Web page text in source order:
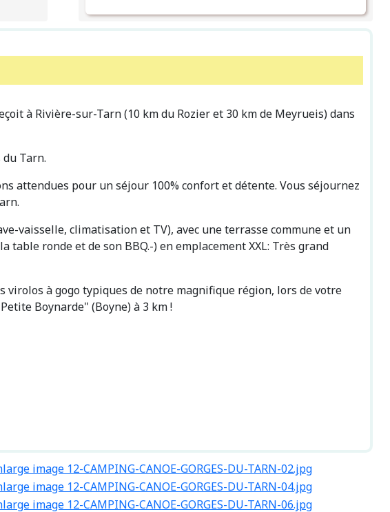
à Rivière-sur-Tarn (10 km du Rozier et 30 km de Meyrueis) dans
Tarn.
attendues pour un séjour 100% confort et détente. Vous séjournez
vaisselle, climatisation et TV), avec une terrasse commune et un
ronde et de son BBQ.-) en emplacement XXL: Très grand
à gogo typiques de notre magnifique région, lors de votre
Boynarde" (Boyne) à 3 km !